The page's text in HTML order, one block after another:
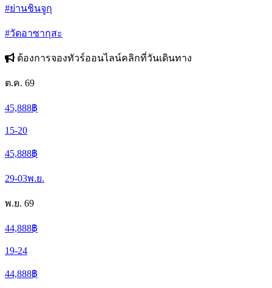
#ย่านชินจูกุ
#วัดอาซากุสะ
ต้องการจองทัวร์ออนไลน์คลิกที่วันเดินทาง
ต.ค. 69
45,888฿
15-20
45,888฿
29-03พ.ย.
พ.ย. 69
44,888฿
19-24
44,888฿